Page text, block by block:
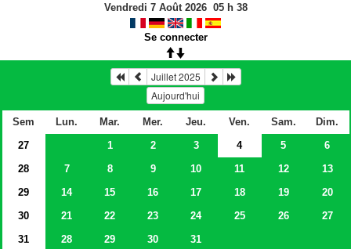
Vendredi 7 Août 2026 05h 38
Se connecter
Juillet 2025
Aujourd'hui
Sem Lun. Mar. Mer. Jeu. Ven. Sam.
Dim.
27
1 2 3 4 5
6
28
7 8 9 10 11 12
13
29
14 15 16 17 18 19
20
30
21 22 23 24 25 26
27
31
28 29 30 31